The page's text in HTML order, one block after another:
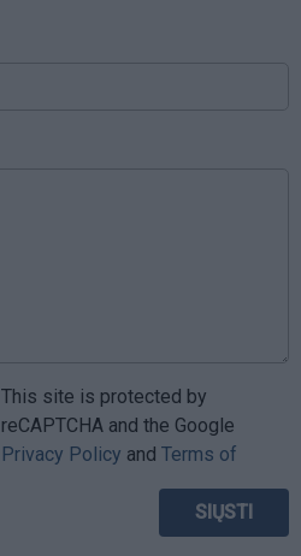
This site is protected by
reCAPTCHA and the Google
Privacy Policy and Terms of